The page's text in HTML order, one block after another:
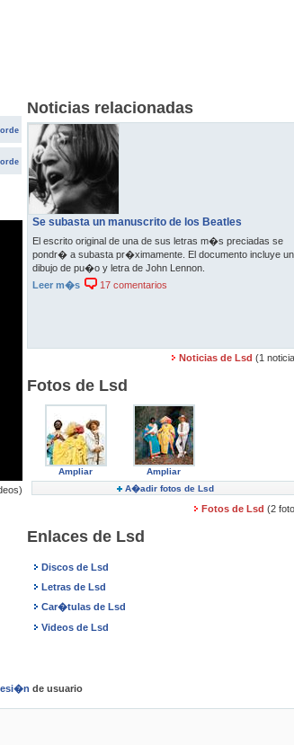
Noticias relacionadas
Se subasta un manuscrito de los Beatles
El escrito original de una de sus letras m�s preciadas se
pondr� a subasta pr�ximamente. El documento incluye un
dibujo de pu�o y letra de John Lennon.
Leer m�s
17 comentarios
Noticias de Lsd (1
Fotos de Lsd
Ampliar
Ampliar
A�adir fotos de Lsd
Fotos de Lsd (2
Enlaces de Lsd
Discos de Lsd
Letras de Lsd
Car�tulas de Lsd
Videos de Lsd
de usuario